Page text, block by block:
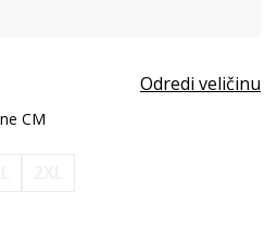
Odredi veličinu
CM